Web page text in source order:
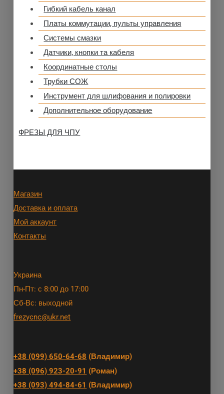
Гибкий кабель канал
Платы коммутации, пульты управления
Системы смазки
Датчики, кнопки та кабеля
Координатные столы
Трубки СОЖ
Инструмент для шлифования и полировки
Дополнительное оборудование
ФРЕЗЫ ДЛЯ ЧПУ
Магазин
Доставка и оплата
Мой аккаунт
Контакты
Украина
Пн-Пт: с 8:00 до 17:00
Сб-Вс: выходной
frezycnc@ukr.net
+38 (099) 650-64-68 (Владимир)
+38 (096) 923-20-91 (Роман)
+38 (093) 494-84-61 (Владимир)